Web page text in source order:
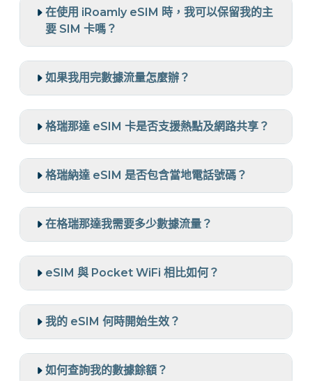
在使用 iRoamly eSIM 時，我可以保留我的主
要 SIM 卡嗎？
如果我用完數據流量怎麼辦？
格瑞那達 eSIM 卡是否支援熱點及網路共享？
格瑞納達 eSIM 是否包含當地電話號碼？
在格瑞那達我需要多少數據流量？
eSIM 與 Pocket WiFi 相比如何？
我的 eSIM 何時開始生效？
如何查詢我的數據餘額？